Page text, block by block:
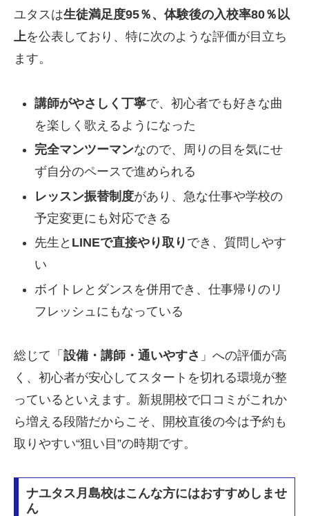
ユタスは生徒満足度95％、体験後の入校率80％以
上を公表しており、特に次のような評価が目立ち
ます。
講師がやさしく丁寧で、初心者でも好きな曲
を楽しく歌えるようになった
完全マンツーマンなので、周りの目を気にせ
ず自分のペースで進められる
レッスン振替制度があり、急な仕事や学校の
予定変更にも対応できる
先生と LINEで直接やり取り でき、質問しやす
い
ボイトレとダンスを併用でき、仕事帰りのリ
フレッシュにもなっている
総じて「 設備・講師・通いやすさ 」への評価が高
く、初心者が安心してスタートを切れる環境が整
っているといえます。新規開校で口コミがこれか
ら増える段階だからこそ、開校直後の今は予約も
取りやすい“狙い目”の時期です。
ナユタス月島校はこんな方にはおすすめしませ
ん